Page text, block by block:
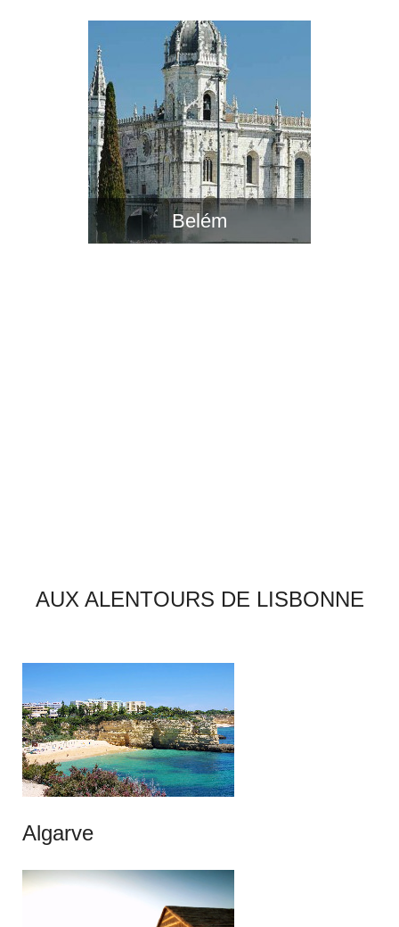
Belém
AUX ALENTOURS DE LISBONNE
Algarve